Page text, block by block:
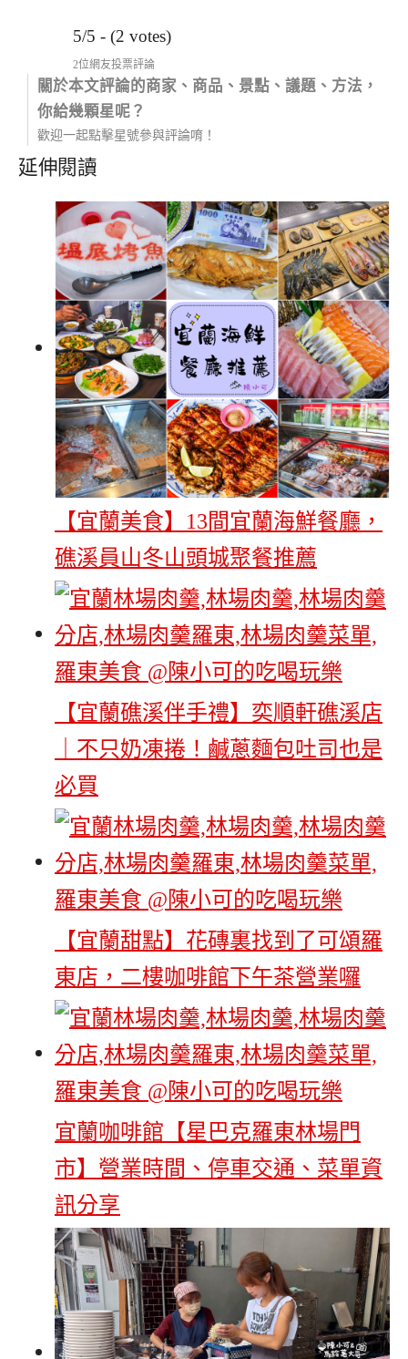
5/5 - (2 votes)
2位網友投票評論
關於本文評論的商家、商品、景點、議題、方法，
你給幾顆星呢？
歡迎一起點擊星號參與評論唷！
延伸閱讀
【宜蘭美食】13間宜蘭海鮮餐廳，
礁溪員山冬山頭城聚餐推薦
【宜蘭礁溪伴手禮】奕順軒礁溪店
｜不只奶凍捲！鹹蔥麵包吐司也是
必買
【宜蘭甜點】花磚裏找到了可頌羅
東店，二樓咖啡館下午茶營業囉
宜蘭咖啡館【星巴克羅東林場門
市】營業時間、停車交通、菜單資
訊分享